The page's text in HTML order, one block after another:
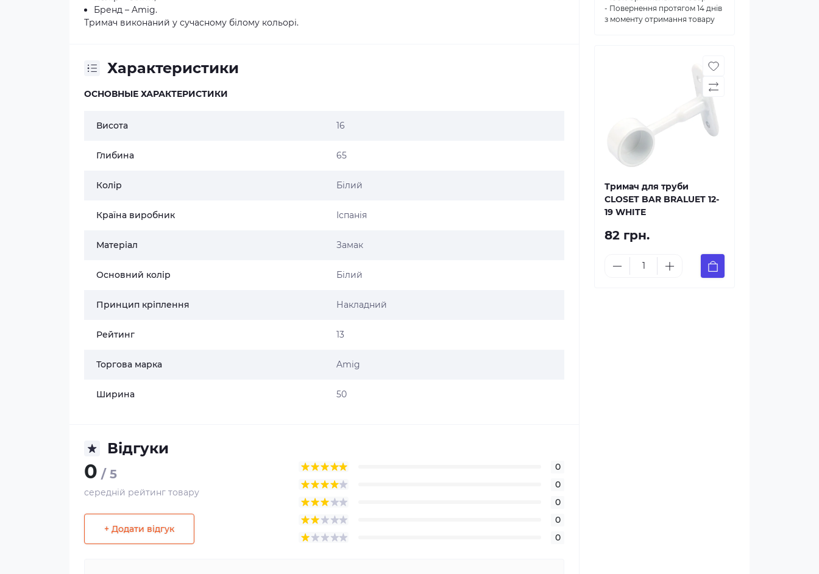
Бренд – Amig.
Тримач виконаний у сучасному білому кольорі.
Характеристики
ОСНОВНЫЕ ХАРАКТЕРИСТИКИ
Висота 16
Глибина 65
Колір Білий
Країна виробник Іспанія
Матеріал Замак
Основний колір Білий
Принцип кріплення Накладний
Рейтинг 13
Торгова марка Amig
Ширина 50
Відгуки
0 / 5
середній рейтинг товару
+ Додати відгук
0
0
0
0
0
- Повернення протягом 14 днів
з моменту отримання товару
Тримач для труби
CLOSET BAR BRALUET 12-
19 WHITE
82 грн.